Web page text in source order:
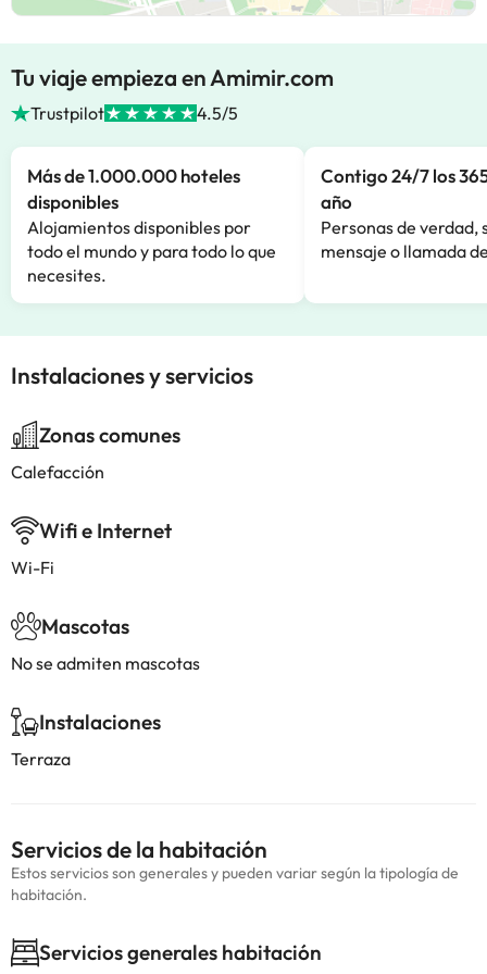
Tu viaje empieza en Amimir.com
Trustpilot 4.5/5
Más de 1.000.000 hoteles
disponibles
Alojamientos disponibles por
todo el mundo y para todo lo que
necesites.
Contigo 24/7 los
año
Personas de verdad,
mensaje o llamada
Instalaciones y servicios
Zonas comunes
Calefacción
Wifi e Internet
Wi-Fi
Mascotas
No se admiten mascotas
Instalaciones
Terraza
Servicios de la habitación
Estos servicios son generales y pueden variar según la tipología de
habitación.
Servicios generales habitación